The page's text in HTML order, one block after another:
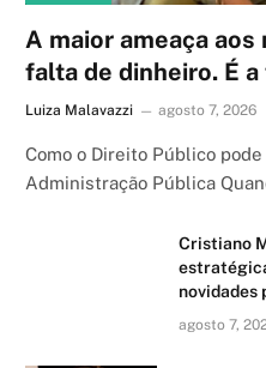
A maior ameaça
falta de dinheiro. É
Luiza Malavazzi agosto 7, 2026
Como o Direito Público
Administração Pública
Cristiano
novidades
agosto 7,